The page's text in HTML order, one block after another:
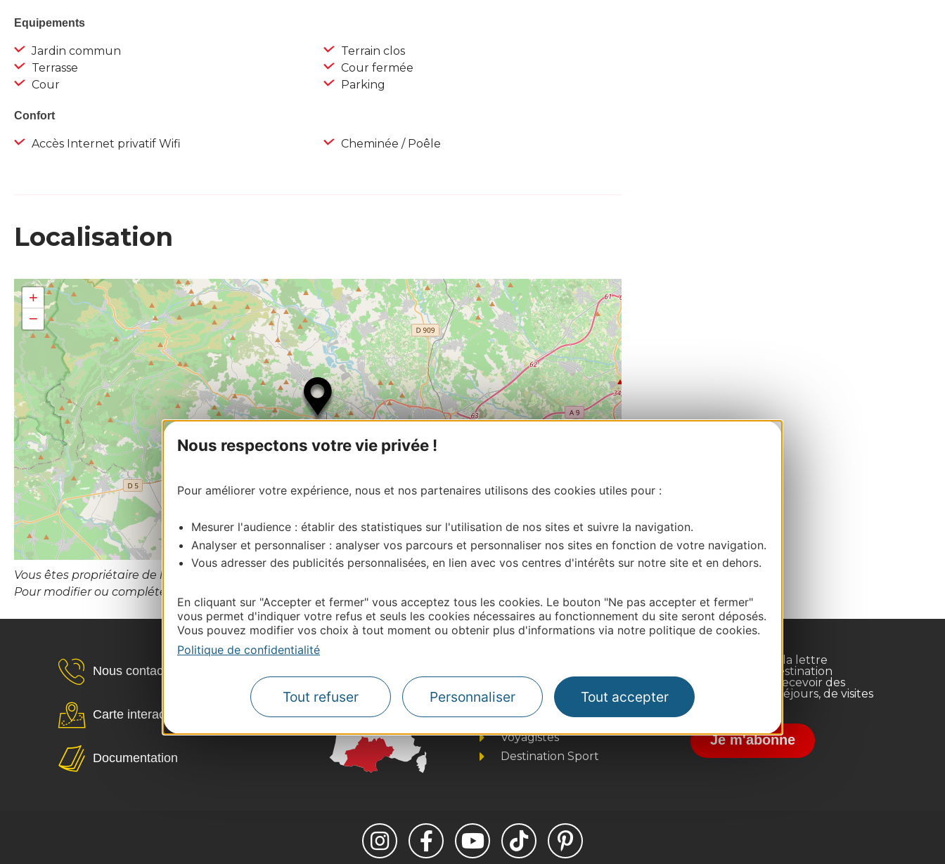
Nous respectons votre vie privée !
Pour améliorer votre expérience, nous et nos partenaires utilisons des cookies utiles pour :
Mesurer l'audience : établir des statistiques sur l'utilisation de nos sites et suivre la navigation.
Analyser et personnaliser : analyser vos parcours et personnaliser nos sites en fonction de votre navigation.
Vous adresser des publicités personnalisées, en lien avec vos centres d'intérêts sur notre site et en dehors.
En cliquant sur "Accepter et fermer" vous acceptez tous les cookies. Le bouton "Ne pas accepter et fermer"
vous permet d'indiquer votre refus et seuls les cookies nécessaires au fonctionnement du site seront déposés.
Vous pouvez modifier vos choix à tout moment ou obtenir plus d'informations via notre politique de cookies.
Politique de confidentialité
Tout refuser Personnaliser Tout accepter
Equipements
Jardin commun
Terrasse
Cour
Terrain clos
Cour fermée
Parking
Confort
Accès Internet privatif Wifi Cheminée / Poêle
Localisation
+
−
Leaflet| Map data ©
Vous êtes propriétaire de l’établissement ou le gestionnaire de cette activité?
Pour modifier ou compléter cette fiche, merci de contacter CDT34
Nous contacter
Carte interactive
Documentation
Business/Mice
Pros d'Occitanie
Site presse et d'influence
Voyagistes
Destination Sport
Inscrivez-vous à la lettre
d'information Destination
Occitanie pour recevoir des
suggestions de séjours, de visites
et de sorties.
Je m'abonne